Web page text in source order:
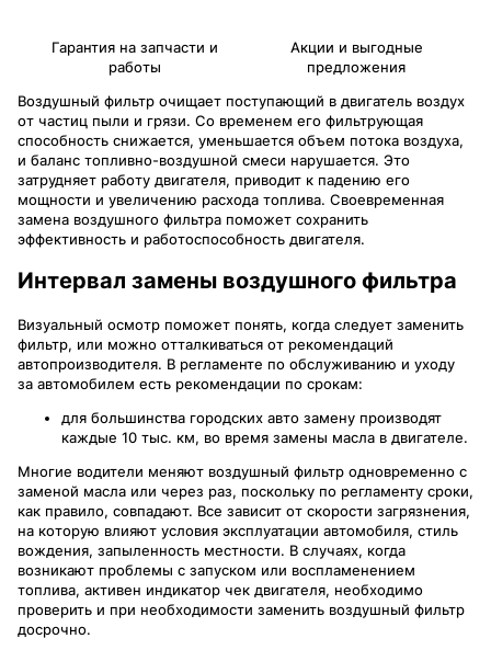
Гарантия на запчасти и
работы
Акции и выгодные
предложения
Воздушный фильтр очищает поступающий в двигатель воздух
от частиц пыли и грязи. Со временем его фильтрующая
способность снижается, уменьшается объем потока воздуха,
и баланс топливно-воздушной смеси нарушается. Это
затрудняет работу двигателя, приводит к падению его
мощности и увеличению расхода топлива. Своевременная
замена воздушного фильтра поможет сохранить
эффективность и работоспособность двигателя.
Интервал замены воздушного фильтра
Визуальный осмотр поможет понять, когда следует заменить
фильтр, или можно отталкиваться от рекомендаций
автопроизводителя. В регламенте по обслуживанию и уходу
за автомобилем есть рекомендации по срокам:
для большинства городских авто замену производят
каждые 10 тыс. км, во время замены масла в двигателе.
Многие водители меняют воздушный фильтр одновременно с
заменой масла или через раз, поскольку по регламенту сроки,
как правило, совпадают. Все зависит от скорости загрязнения,
на которую влияют условия эксплуатации автомобиля, стиль
вождения, запыленность местности. В случаях, когда
возникают проблемы с запуском или воспламенением
топлива, активен индикатор чек двигателя, необходимо
проверить и при необходимости заменить воздушный фильтр
досрочно.